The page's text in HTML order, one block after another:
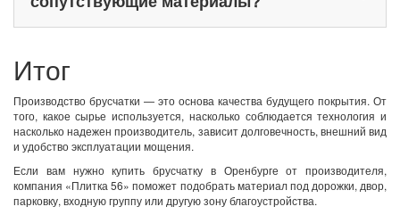
Итог
Производство брусчатки — это основа качества будущего покрытия. От
того, какое сырье используется, насколько соблюдается технология и
насколько надежен производитель, зависит долговечность, внешний вид
и удобство эксплуатации мощения.
Если вам нужно купить брусчатку в Оренбурге от производителя,
компания «Плитка 56» поможет подобрать материал под дорожки, двор,
парковку, входную группу или другую зону благоустройства.